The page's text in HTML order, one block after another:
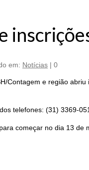
em: Notícias | 0
Contagem e região
telefones: (31) 3369-
começar no dia 13